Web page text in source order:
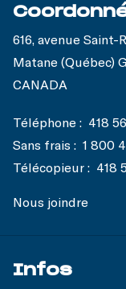
616, avenue
Matane (Québec)
CANADA
Téléphone : 418
Sans frais : 1 800
Télécopieur : 418
Nous joindre
Infos